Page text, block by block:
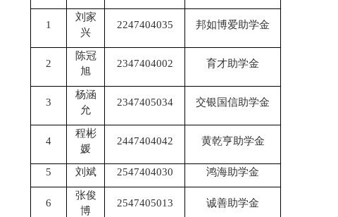
1
刘家
兴
2247404035 邦如博爱助学金
2
陈冠
旭
2347404002 育才助学金
3
杨涵
允
2347405034 交银国信助学金
4
程彬
媛
2447404042 黄乾亨助学金
5 刘斌 2547404030 鸿海助学金
6
张俊
博
2547405013 诚善助学金